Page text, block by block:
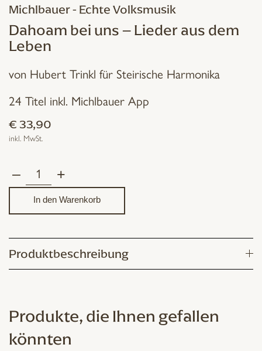
Michlbauer - Echte Volksmusik
Dahoam bei uns – Lieder aus dem
Leben
von Hubert Trinkl für Steirische Harmonika
24 Titel inkl. Michlbauer App
€ 33,90
inkl. MwSt.
–
Dahoam
uns
Lieder
aus
dem
+
In den Warenkorb
Produktbeschreibung
Produkte, die Ihnen gefallen
könnten